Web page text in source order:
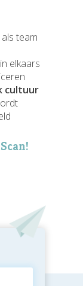
team
in elkaars
cultuur